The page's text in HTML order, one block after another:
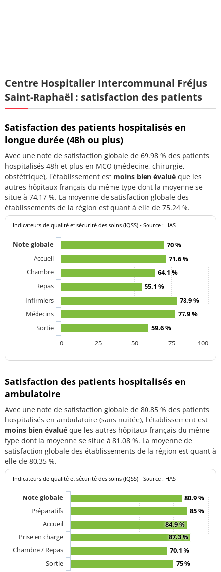
Centre Hospitalier Intercommunal Fréjus
Saint-Raphaël : satisfaction des patients
Satisfaction des patients hospitalisés en
longue durée (48h ou plus)
Avec une note de satisfaction globale de 69.98 % des patients
hospitalisés 48h et plus en MCO (médecine, chirurgie,
obstétrique), l'établissement est moins bien évalué que les
autres hôpitaux français du même type dont la moyenne se
situe à 74.17 %. La moyenne de satisfaction globale des
établissements de la région est quant à elle de 75.24 %.
Indicateurs de qualité et sécurité des soins (IQSS) - Source : HAS
70 %
71.6 %
64.1 %
55.1 %
78.9 %
77.9 %
59.6 %
Note globale
Accueil
Chambre
Repas
Infirmiers
Médecins
Sortie
0
100
25 50 75
Satisfaction des patients hospitalisés en
ambulatoire
Avec une note de satisfaction globale de 80.85 % des patients
hospitalisés en ambulatoire (sans nuitée), l'établissement est
moins bien évalué que les autres hôpitaux français du même
type dont la moyenne se situe à 81.08 %. La moyenne de
satisfaction globale des établissements de la région est quant à
elle de 80.35 %.
Indicateurs de qualité et sécurité des soins (IQSS) - Source : HAS
80.9 %
85 %
84.9 %
87.3 %
70.1 %
75 %
Note globale
Préparatifs
Accueil
Prise en charge
Chambre / Repas
Sortie